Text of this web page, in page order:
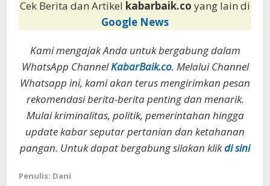
Cek Berita dan Artikel kabarbaik.co yang lain di
Google News
Kami mengajak Anda untuk bergabung dalam
WhatsApp ChannelKabarBaik.co. Melalui Channel
Whatsapp ini, kami akan terus mengirimkan pesan
rekomendasi berita-berita penting dan menarik.
Mulai kriminalitas, politik, pemerintahan hingga
update kabar seputar pertanian dan ketahanan
pangan. Untuk dapat bergabung silakan klikdi sini
Penulis: Dani